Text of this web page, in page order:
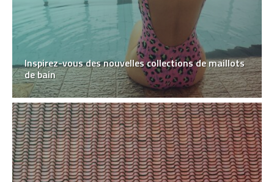
Inspirez-vous des nouvelles collections de maillots
de bain